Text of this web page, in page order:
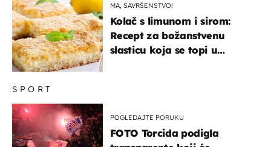
SPORT
POGLEDAJTE PORUKU
FOTO Torcida podigla
MA, SAVRŠENSTVO!
Kolač s limunom i sirom:
Recept za božanstvenu
slasticu koja se topi u